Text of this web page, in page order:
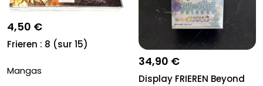
4,50 €
Frieren : 8 (sur 15)
Mangas
34,90 €
Display FRIEREN Beyond